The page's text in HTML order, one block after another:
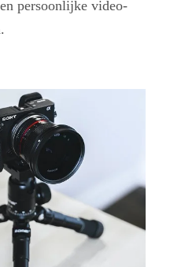
persoonlijke video-